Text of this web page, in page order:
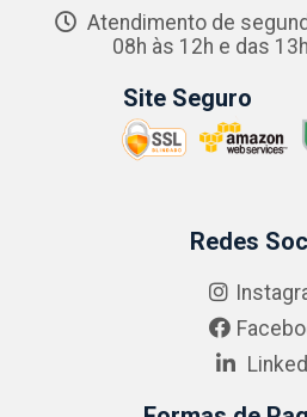
Atendimento de
08h às 12h e das
Site Seguro
Redes